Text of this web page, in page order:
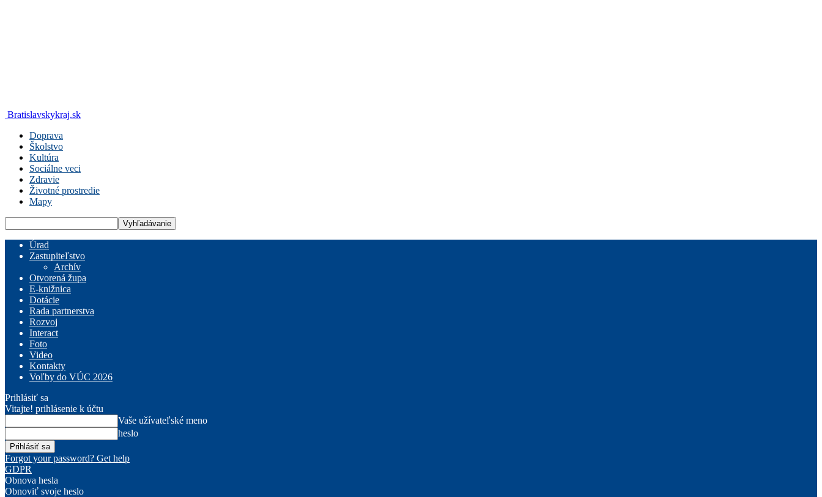
Bratislavskykraj.sk
Doprava
Školstvo
Kultúra
Sociálne veci
Zdravie
Životné prostredie
Mapy
Úrad
Zastupiteľstvo
Archív
Otvorená župa
E-knižnica
Dotácie
Rada partnerstva
Rozvoj
Interact
Foto
Video
Kontakty
Voľby do VÚC 2026
Prihlásiť sa
Vitajte! prihlásenie k účtu
Vaše užívateľské meno
heslo
Forgot your password? Get help
GDPR
Obnova hesla
Obnoviť svoje heslo